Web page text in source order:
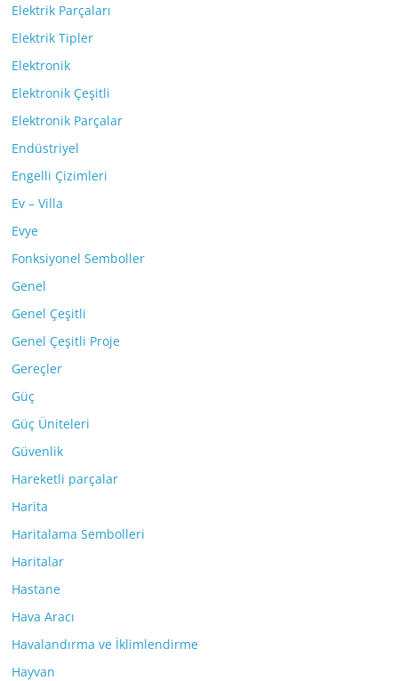
Elektrik Parçaları
Elektrik Tipler
Elektronik
Elektronik Çeşitli
Elektronik Parçalar
Endüstriyel
Engelli Çizimleri
Ev – Villa
Evye
Fonksiyonel Semboller
Genel
Genel Çeşitli
Genel Çeşitli Proje
Gereçler
Güç
Güç Üniteleri
Güvenlik
Hareketli parçalar
Harita
Haritalama Sembolleri
Haritalar
Hastane
Hava Aracı
Havalandırma ve İklimlendirme
Hayvan